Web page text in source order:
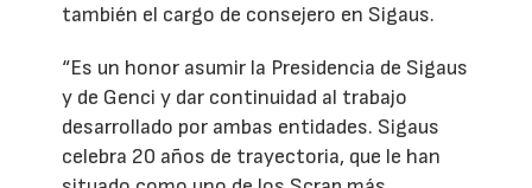
también el cargo de consejero en Sigaus.
“Es un honor asumir la Presidencia de Sigaus
y de Genci y dar continuidad al trabajo
desarrollado por ambas entidades. Sigaus
celebra 20 años de trayectoria, que le han